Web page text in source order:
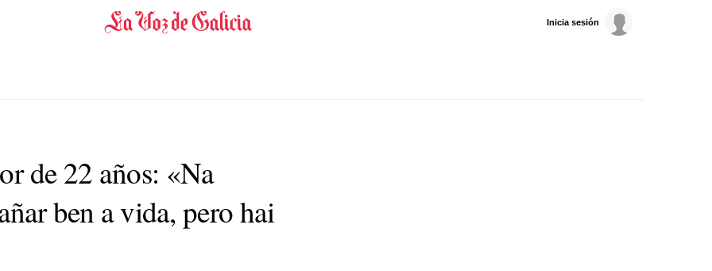
Inicia sesión
de 22 años: «Na
ben a vida, pero hai